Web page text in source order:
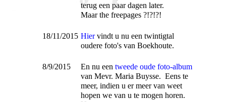
terug een paar dagen later.
Maar the freepages ?!?!?!
18/11/2015 Hiervindt u nu een twintigtal
oudere foto's van Boekhoute.
8/9/2015 En nu een tweede oude foto-album
van Mevr. Maria Buysse. Eens te
meer, indien u er meer van weet
hopen we van u te mogen horen.